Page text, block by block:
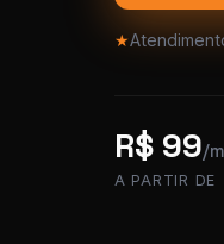
★
R$ 99/
A PARTIR DE